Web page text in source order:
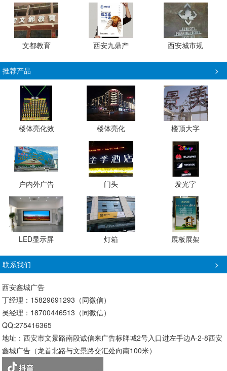
文都教育 西安九鼎产 西安城市规
>
推荐产品
楼体亮化效 楼体亮化 楼顶大字
户内外广告 门头 发光字
LED显示屏 灯箱 展板展架
>
联系我们
西安鑫城广告
丁经理：15829691293（同微信）
吴经理：18700446513（同微信）
QQ:275416365
地址：西安市文景路南段诚信来广告标牌城2号入口进左手边A-2-8西安
鑫城广告（龙首北路与文景路交汇处向南100米）